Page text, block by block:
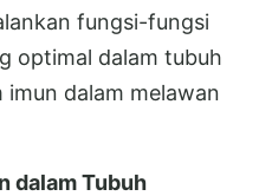
fungsi-fungsi
optimal dalam tubuh
dalam melawan
dalam Tubuh